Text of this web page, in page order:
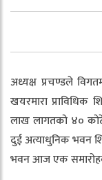
अध्यक्ष प्रचण्डले
खयरमारा प्राविधिक
लाख लागतको ४०
दुई अत्याधुनिक भवन
भवन आज एक